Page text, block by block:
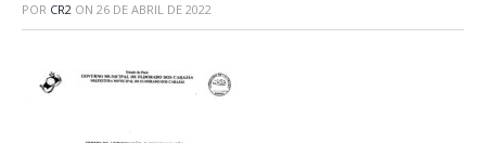
POR CR2 ON 26 DE ABRIL DE 2022